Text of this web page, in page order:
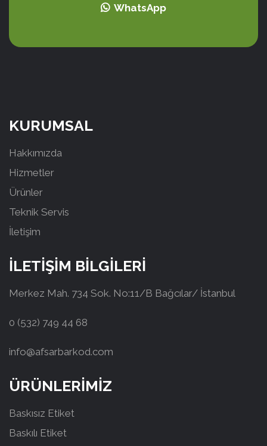
WhatsApp
KURUMSAL
Hakkımızda
Hizmetler
Ürünler
Teknik Servis
İletişim
İLETİŞİM BİLGİLERİ
Merkez Mah. 734 Sok. No:11/B Bağcılar/ İstanbul
0 (532) 749 44 68
info@afsarbarkod.com
ÜRÜNLERİMİZ
Baskısız Etiket
Baskılı Etiket